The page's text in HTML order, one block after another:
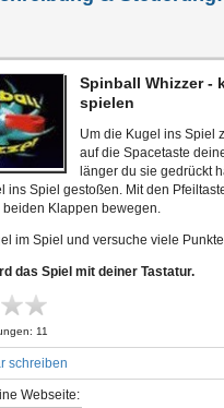
Spinball Whizzer -
spielen
Um die Kugel ins Spiel
auf die Spacetaste
länger du sie gedrückt
ins Spiel gestoßen. Mit den
beiden Klappen bewegen.
im Spiel und versuche viele
das Spiel mit deiner Tastatur.
11
schreiben
Webseite: